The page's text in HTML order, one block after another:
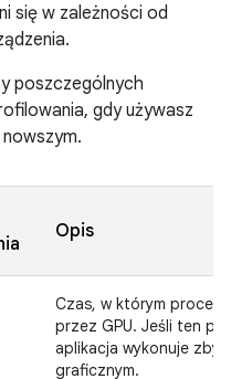
się w zależności od
poszczególnych
gdy używasz
Opis
Czas, w którym
przez GPU. Jeśli ten
aplikacja wykonuje
graficznym.